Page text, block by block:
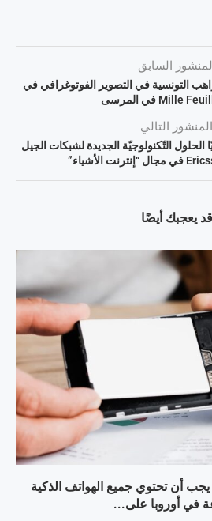
السابق
التونسية في التصوير الفوتوغرافي في
المنشور التالي
التّكنولوجيّة الجديدة لشبكات الجيل
قد يعجبك أيضًا
من عام 2027، يجب أن تحتوي جميع الهواتف الذكية
في أوروبا على...